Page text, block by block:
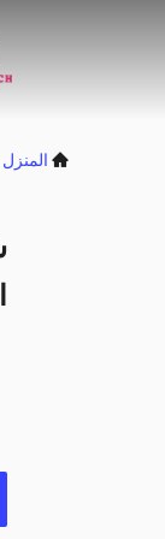
المنزل